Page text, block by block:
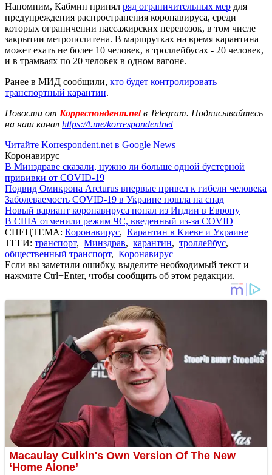
Напомним, Кабмин принял ряд ограничительных мер для
предупреждения распространения коронавируса, среди
которых ограничении пассажирских перевозок, в том числе
закрытии метрополитена. В маршрутках на время карантина
может ехать не более 10 человек, в троллейбусах - 20 человек,
и в трамваях по 20 человек в одном вагоне.
Ранее в МИД сообщили, кто будет контролировать
транспортный карантин.
Новости от Корреспондент.netв Telegram. Подписывайтесь
на наш канал https://t.me/korrespondentnet
Читайте Korrespondent.net в Google News
Коронавирус
В Минздраве сказали, нужно ли больше одной бустерной
прививки от COVID-19
Подвид Омикрона Arcturus впервые привел к гибели человека
Заболеваемость COVID-19 в Украине пошла на спад
Новый вариант коронавируса попал из Индии в Европу
В США отменили режим ЧС, введенный из-за COVID
СПЕЦТЕМА: Коронавирус, Карантин в Киеве и Украине
ТЕГИ: транспорт, Минздрав, карантин, троллейбус,
общественный транспорт, Коронавирус
Если вы заметили ошибку, выделите необходимый текст и
нажмите Ctrl+Enter, чтобы сообщить об этом редакции.